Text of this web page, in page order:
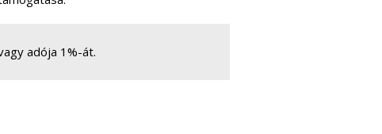
adója 1%-át.